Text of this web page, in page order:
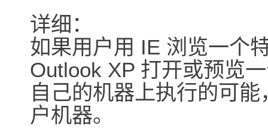
详细：
如果用户用 IE 浏览一个
Outlook XP 打开或预览
自己的机器上执行的可
户机器。